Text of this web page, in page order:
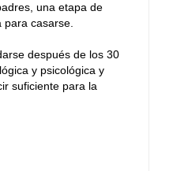
una etapa de
para casarse.
después de los 30
y psicológica y
suficiente para la